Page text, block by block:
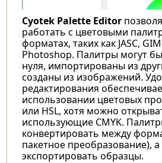
Cyotek Palette Editor
работать с цветовыми
форматах, таких как JASC,
Photoshop. Палитры могут
нуля, импортированы из
созданы из изображений.
редактирования
использовании цветовых
или HSL, хотя можно
использующие CMYK.
конвертировать между
пакетное преобразование), а
экспортировать образцы.